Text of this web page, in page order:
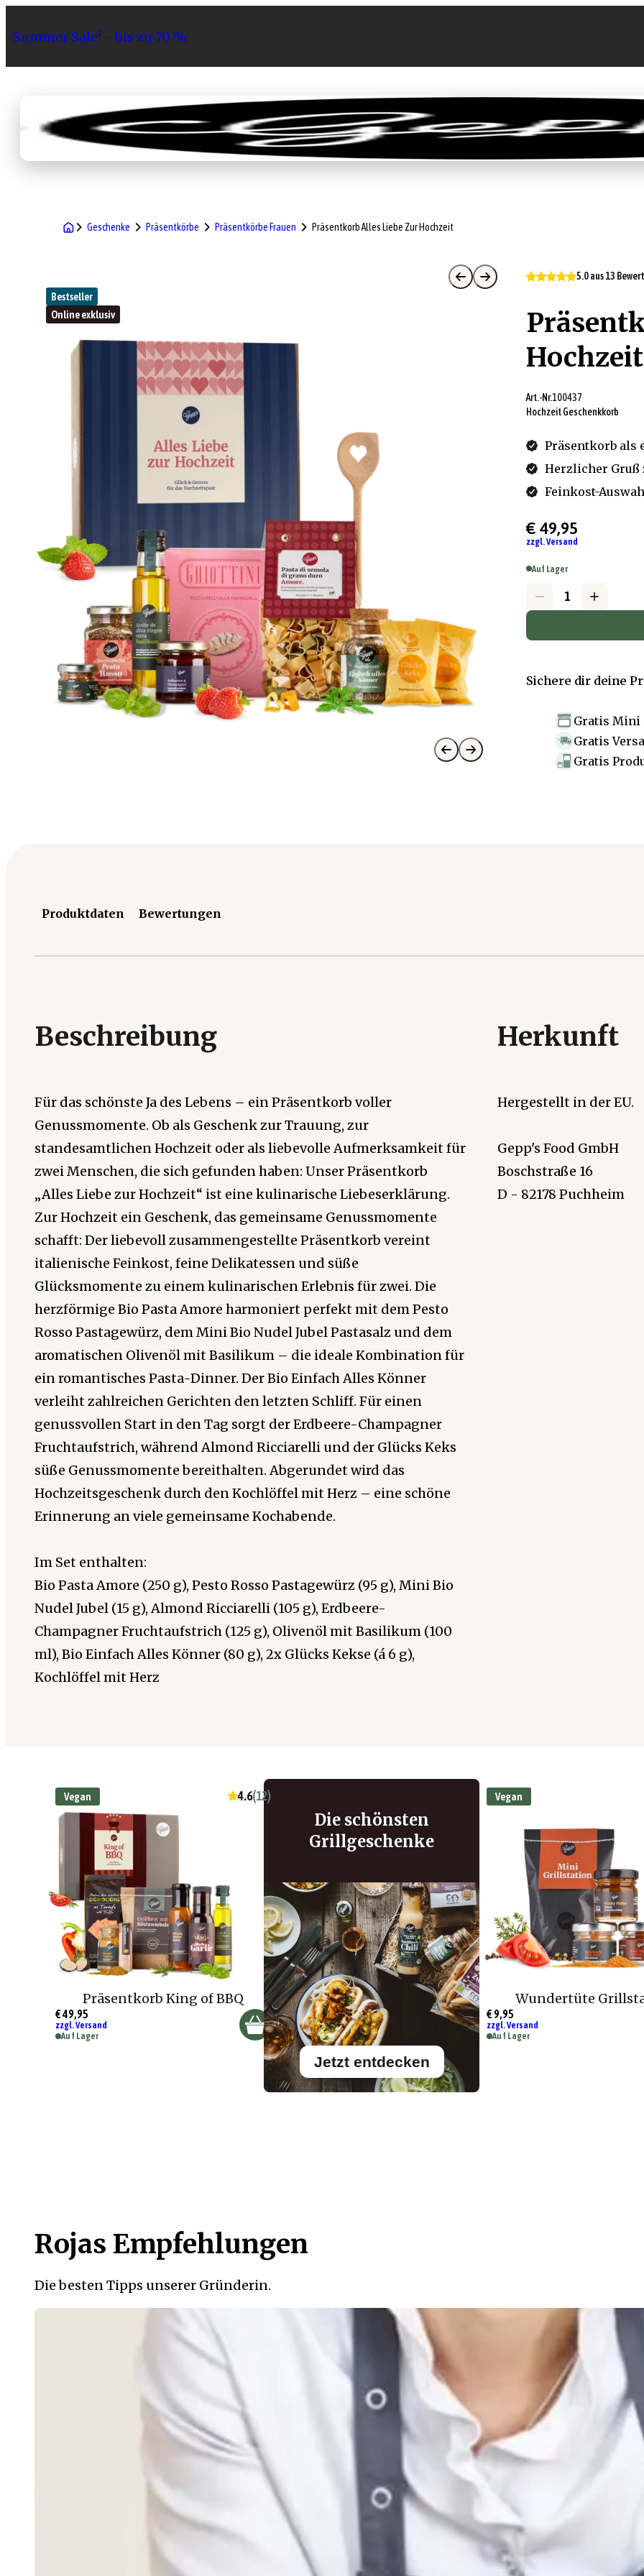
Summer Sale¹– bis zu 70 %
Sortiment Geschenke GrillenFeinkost-Abo Firmenkunden Sale
Geschenke Präsentkörbe Präsentkörbe Frauen Präsentkorb Alles Liebe Zur Hochzeit
Bestseller
Online exklusiv
5.0 aus 13
Hochzeit
Art.-Nr.100437
Hochzeit Geschenkkorb
Präsentkorb als
Herzlicher Gruß
Feinkost-
€ 49,95
zzgl. Versand
Auf Lager
Sichere dir deine
Gratis Mini
Gratis
Gratis
Produktdaten Bewertungen
Beschreibung
Für das schönste Ja des Lebens – ein Präsentkorb voller
Genussmomente. Ob als Geschenk zur Trauung, zur
standesamtlichen Hochzeit oder als liebevolle Aufmerksamkeit für
zwei Menschen, die sich gefunden haben: Unser Präsentkorb
„Alles Liebe zur Hochzeit“ ist eine kulinarische Liebeserklärung.
Zur Hochzeit ein Geschenk, das gemeinsame Genussmomente
schafft: Der liebevoll zusammengestellte Präsentkorb vereint
italienische Feinkost, feine Delikatessen und süße
Glücksmomente zu einem kulinarischen Erlebnis für zwei. Die
herzförmige Bio Pasta Amore harmoniert perfekt mit dem Pesto
Rosso Pastagewürz, dem Mini Bio Nudel Jubel Pastasalz und dem
aromatischen Olivenöl mit Basilikum – die ideale Kombination für
ein romantisches Pasta-Dinner. Der Bio Einfach Alles Könner
verleiht zahlreichen Gerichten den letzten Schliff. Für einen
genussvollen Start in den Tag sorgt der Erdbeere-Champagner
Fruchtaufstrich, während Almond Ricciarelli und der Glücks Keks
süße Genussmomente bereithalten. Abgerundet wird das
Hochzeitsgeschenk durch den Kochlöffel mit Herz – eine schöne
Erinnerung an viele gemeinsame Kochabende.
Im Set enthalten:
Bio Pasta Amore (250 g), Pesto Rosso Pastagewürz (95 g), Mini Bio
Nudel Jubel (15 g), Almond Ricciarelli (105 g), Erdbeere-
Champagner Fruchtaufstrich (125 g), Olivenöl mit Basilikum (100
ml), Bio Einfach Alles Könner (80 g), 2x Glücks Kekse (á 6 g),
Kochlöffel mit Herz
Herkunft
Hergestellt in der EU.
Gepp's Food GmbH
Boschstraße 16
D - 82178 Puchheim
Vegan 4.6(12)
Präsentkorb King of BBQ
€ 49,95
zzgl. Versand
Auf Lager
Die schönsten
Grillgeschenke
Jetzt entdecken
Vegan
Wundertüte
€ 9,95
zzgl. Versand
Auf Lager
Rojas Empfehlungen
Die besten Tipps unserer Gründerin.